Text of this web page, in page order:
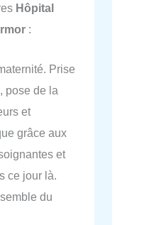
Hôpital
:
Prise
pose de la
et
grâce aux
et
ce jour là.
du